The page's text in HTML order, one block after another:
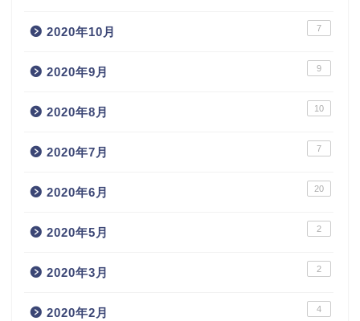
2020年10月 7
2020年9月 9
2020年8月 10
2020年7月 7
2020年6月 20
2020年5月 2
2020年3月 2
2020年2月 4